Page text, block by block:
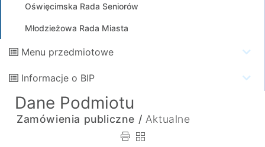
Oświęcimska Rada Seniorów
Młodzieżowa Rada Miasta
Menu przedmiotowe
Informacje o BIP
Dane Podmiotu
Zamówienia publiczne / Aktualne